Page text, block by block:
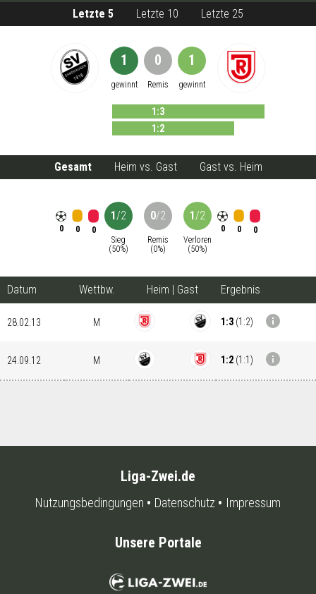
Letzte 5
Letzte 10 Letzte 25
1
gewinnt
0
Remis
1
gewinnt
1 :3
1 :2
Gesamt Heim vs. Gast Gast vs. Heim
0 0 0
1/2
Sieg
(50%)
0/2
Remis
(0%)
1/2
Verloren
(50%)
0 0 0
Datum Wettbw. Heim | Gast Ergebnis
28.02.13 M 1:3 (1:2) info
24.09.12 M 1:2 (1:1 ) info
Liga-Zwei.de
Nutzungsbedingungen Datenschutz Impressum
Unsere Portale